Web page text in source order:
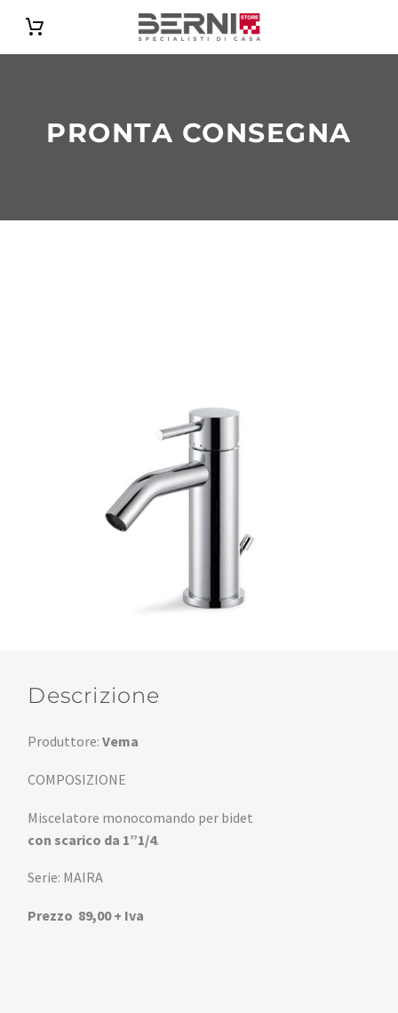
PRONTA CONSEGNA
Descrizione
Produttore:Vema
COMPOSIZIONE
Miscelatore monocomando per bidet
con scarico da 1”1/4.
Serie: MAIRA
Prezzo 89,00 + Iva